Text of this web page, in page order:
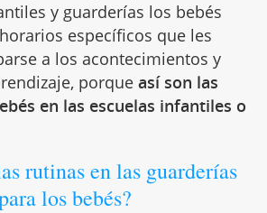
y guarderías los bebés
específicos que les
a los acontecimientos y
porque así son las
en las escuelas infantiles o
rutinas en las guarderías
los bebés?